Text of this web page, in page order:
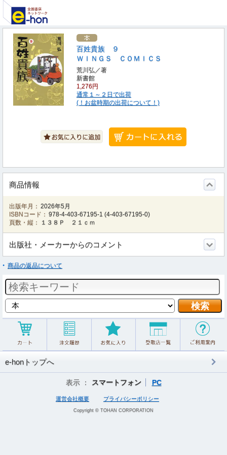
百姓貴族 ９
ＷＩＮＧＳ ＣＯＭＩＣＳ
荒川弘／著
新書館
1,276円
通常１～２日で出荷
(！お盆時期の出荷について！)
商品情報
出版年月： 2026年5月
ISBNコード： 978-4-403-67195-1 (4-403-67195-0)
頁数・縦：
１３８Ｐ ２１ｃｍ
出版社・メーカーからのコメント
商品の返品について
e-honトップへ
表示 ： スマートフォン PC
運営会社概要 プライバシーポリシー
Copyright © TOHAN CORPORATION